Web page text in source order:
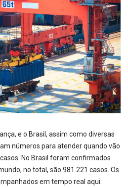
e o Brasil, assim como diversas
números para atender quando vão
No Brasil foram confirmados
no total, são 981.221 casos. Os
em tempo real aqui.